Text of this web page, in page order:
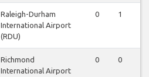
Raleigh-Durham
International Airport
(RDU)
0 1
Richmond
International Airport
0 0